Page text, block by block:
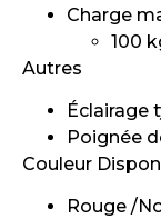
Charge
100
Autres
Éclairage
Poignée
Couleur
Rouge /